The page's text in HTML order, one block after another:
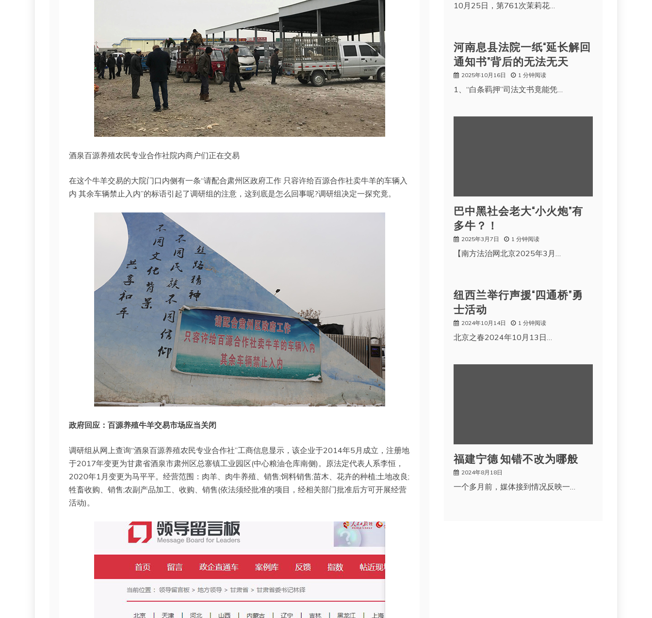
酒泉百源养殖农民专业合作社院内商户们正在交易
在这个牛羊交易的大院门口内侧有一条“请配合肃州区政府工作 只容许给百源合作社卖牛羊的车辆入
内 其余车辆禁止入内”的标语引起了调研组的注意，这到底是怎么回事呢?调研组决定一探究竟。
政府回应：百源养殖牛羊交易市场应当关闭
调研组从网上查询“酒泉百源养殖农民专业合作社”工商信息显示，该企业于2014年5月成立，注册地
于2017年变更为甘肃省酒泉市肃州区总寨镇工业园区(中心粮油仓库南侧)。原法定代表人系李恒，
2020年1月变更为马平平。经营范围：肉羊、肉牛养殖、销售;饲料销售;苗木、花卉的种植;土地改良;
牲畜收购、销售;农副产品加工、收购、销售(依法须经批准的项目，经相关部门批准后方可开展经营
活动)。
10月25日，第761次茉莉花…
河南息县法院一纸“延长解回
通知书”背后的无法无天
2025年10月16日 1 分钟阅读
1、“白条羁押”司法文书竟能凭…
巴中黑社会老大“小火炮”有
多牛？！
2025年3月7日 1 分钟阅读
【南方法治网北京2025年3月…
纽西兰举行声援“四通桥”勇
士活动
2024年10月14日 1 分钟阅读
北京之春2024年10月13日…
福建宁德 知错不改为哪般
2024年8月18日
一个多月前，媒体接到情况反映一…